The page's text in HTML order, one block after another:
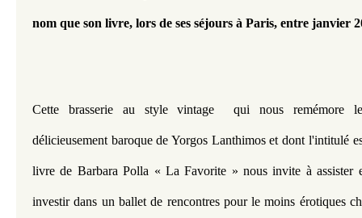
nom que son livre, lors de ses séjours à Paris, entre janvier
Cette brasserie au style vintage  qui nous remémore
délicieusement baroque de Yorgos Lanthimos et dont l'intitulé
livre de Barbara Polla « La Favorite » nous invite à assister
investir dans un ballet de rencontres pour le moins érotiques